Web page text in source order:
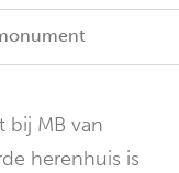
bij MB van
herenhuis is